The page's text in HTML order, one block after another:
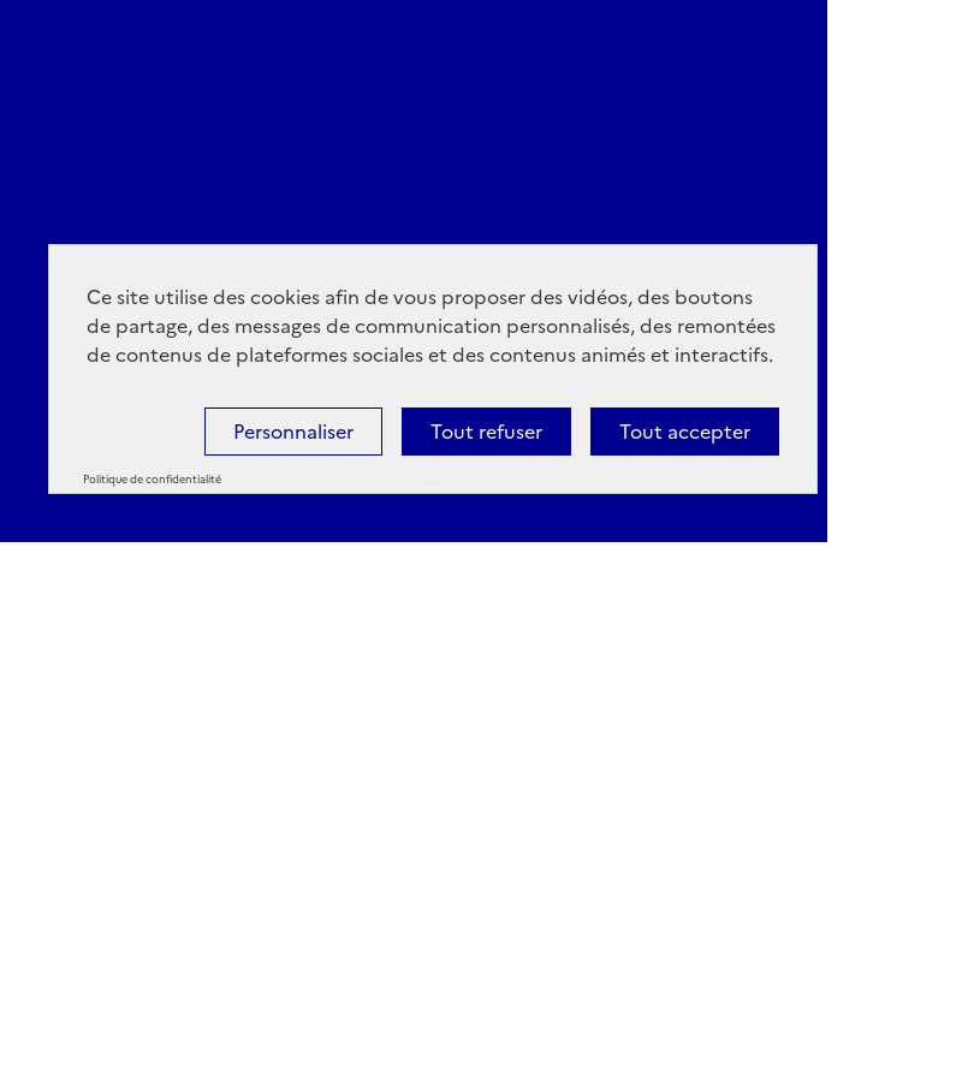
Ce site utilise des cookies afin de vous proposer des vidéos, des boutons
de partage, des messages de communication personnalisés, des remontées
de contenus de plateformes sociales et des contenus animés et interactifs.
Tout accepter
Tout refuser
Personnaliser
Politique de confidentialité